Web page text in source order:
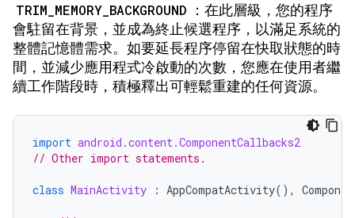
TRIM_MEMORY_BACKGROUND
：在此層級，您的程序
會駐留在背景，並成為終止候選程序，以滿足系統的
整體記憶體需求。如要延長程序停留在快取狀態的時
間，並減少應用程式冷啟動的次數，您應在使用者繼
續工作階段時，積極釋出可輕鬆重建的任何資源。
import android.content.ComponentCallbacks2
// Other import statements.
class MainActivity : AppCompatActivity(),